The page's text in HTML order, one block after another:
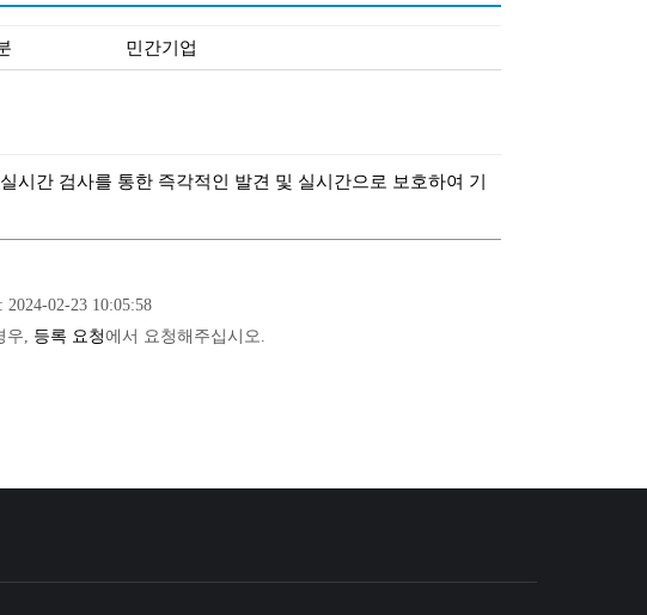
민간기업
시간 검사를 통한 즉각적인 발견 및 실시간으로 보호하여 기
02-23 10:05:58
우, 등록 요청에서 요청해주십시오.